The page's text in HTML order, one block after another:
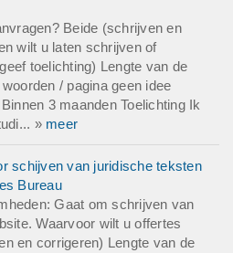
Beide (schrijven en
wilt u laten schrijven of
toelichting) Lengte van de
/ pagina geen idee
3 maanden Toelichting Ik
» meer
schijven van juridische teksten
Bureau
Gaat om schrijven van
Waarvoor wilt u offertes
en corrigeren) Lengte van de